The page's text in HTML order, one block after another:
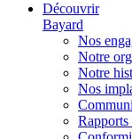
Découvrir
Bayard
Nos
Notre
Notre
Nos